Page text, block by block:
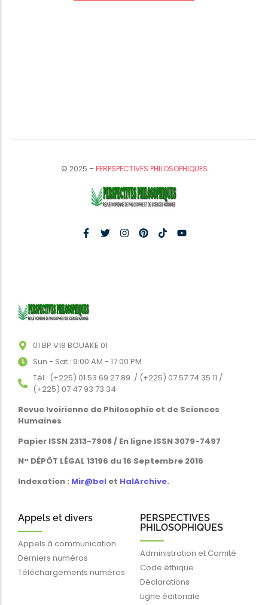
© 2025 –PERPSPECTIVES PHILOSOPHIQUES
01 BP V18 BOUAKE 01
Sun - Sat : 9:00 AM - 17:00 PM
Tél : (+225) 01 53 69 27 89 / (+225) 07 57 74 35 11 /
(+225) 07 47 93 73 34
Revue Ivoirienne de Philosophie et de Sciences
Humaines
Papier ISSN 2313-7908 / En ligne ISSN 3079-7497
N° DÉPÔT LÉGAL 13196 du 16 Septembre 2016
Indexation : Mir@bel et HalArchive.
Appels et divers
Appels à communication
Derniers numéros
Téléchargements numéros
PERSPECTIVES
PHILOSOPHIQUES
Administration et Comité
Code éthique
Déclarations
Ligne éditoriale